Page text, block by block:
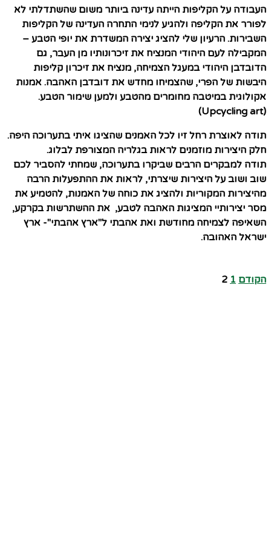
העבודה על הקליפות הייתה עדינה ביותר משום שהשתדלתי לא
לפורר את הקליפה ולהגיע לנימי התחרה העדינה של הקליפות
השבירות. הרעיון שלי להציג יצירה המשדרת את יופי הטבע –
המקבילה לעם היהודי המנציח את זיכרונותיו מן העבר, גם
הדובדבן היהודי במעגל הצמיחה, מנציח את זיכרון קליפות
היבשות של הפרי, שהצמיחו מחדש את דובדבן האהבה. אמנות
אקולוגית במיטבה מחומרים מהטבע ולמען שימור הטבע.
(Upcycling art)
תודה לאוצרת רחל זיו לכל האמנים שהציגו איתי בתערוכה היפה.
חלק היצירות מוזמנים לראות בגלריה המצורפת לבלוג.
תודה למבקרים הרבים שביקרו בתערוכה, שמחתי להסביר לכם
שוב ושוב על היצירות שיצרתי, לראות את ההתפעלות הרבה
מהיצירות המקוריות ולהציג את כוחה של האמנות, להטמיע את
מסר יצירותיי המציגות האהבה לטבע, את ההשתרשות בקרקע,
השאיפה לצמיחה מחודשת ואת אהבתי ל"ארץ אהבתי"- ארץ
ישראל האהובה.
הקודם 1
2